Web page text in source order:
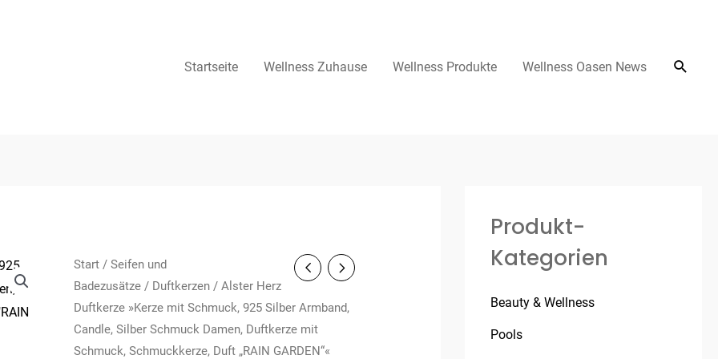
Startseite Wellness Zuhause Wellness Produkte Wellness Oasen News
Start/ Seifen und
Badezusätze/ Duftkerzen/ Alster Herz
Duftkerze »Kerze mit Schmuck, 925 Silber Armband,
Candle, Silber Schmuck Damen, Duftkerze mit
Schmuck, Schmuckkerze, Duft „RAIN GARDEN“«
Produkt-
Kategorien
Beauty & Wellness
Pools